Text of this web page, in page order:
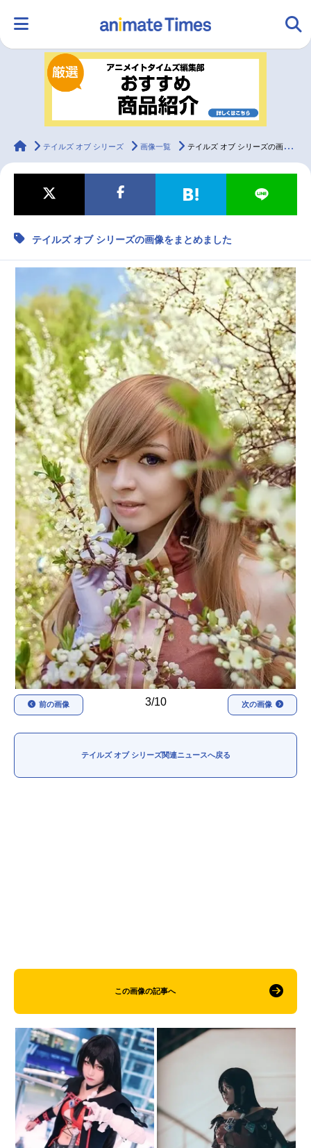
ランキング アニメ
ラジオ みんなの声
マンガ・ラノベ ゲーム・アプリ 音楽 コスプレ
2.5次元 配信・Vtuber トレンド
アニメ記事一覧 声優記事一覧
アニメ映画一覧 実写化映画一覧
今期アニメ曜日別一覧
春アニメ 夏アニメ
秋アニメ 冬アニメ
男性声優/女性声優一覧
FOLLOW US
animateTimes
テイルズ オブ シリーズ 画像一覧 テイルズ オブ シリーズの画像をまとめました
テイルズ オブ シリーズの画像をまとめました
3/10
前の画像 次の画像
テイルズ オブ シリーズ関連ニュースへ戻る
この画像の記事へ